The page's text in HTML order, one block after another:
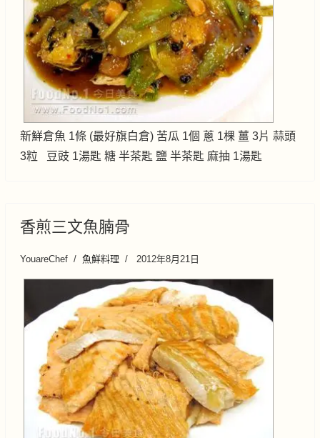
新鮮倉魚 1條 (最好旗白倉) 苦瓜 1個 蔥 1棵 薑 3片 蒜頭
3粒 豆豉 1湯匙 糖 半茶匙 鹽 半茶匙 麻抽 1湯匙
香煎三文魚腩骨
YouareChef 魚鮮料理 2012年8月21日